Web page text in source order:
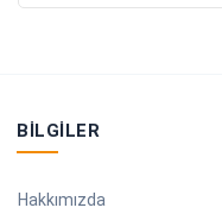
BILGILER
Hakkımızda